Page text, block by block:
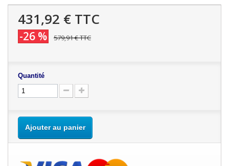
431,92 € TTC
-26 % 579,91 €TTC
Quantité
Ajouter au panier